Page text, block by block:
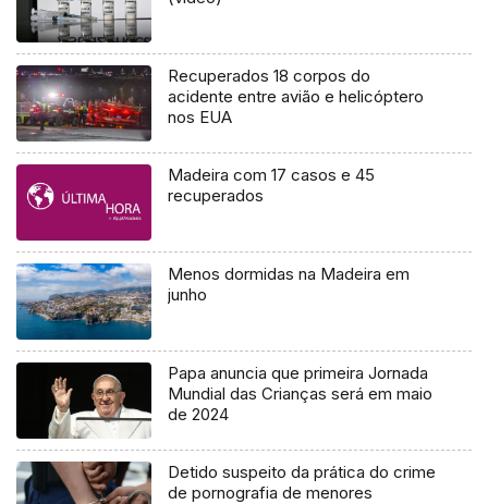
Recuperados 18 corpos do
acidente entre avião e helicóptero
nos EUA
Madeira com 17 casos e 45
recuperados
Menos dormidas na Madeira em
junho
Papa anuncia que primeira Jornada
Mundial das Crianças será em maio
de 2024
Detido suspeito da prática do crime
de pornografia de menores